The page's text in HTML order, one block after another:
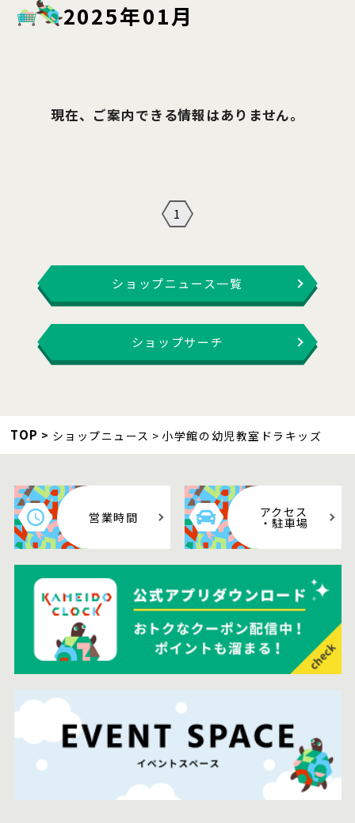
2025年01月
現在、ご案内できる情報はありません。
1
ショップニュース一覧
ショップサーチ
TOP ショップニュース 小学館の幼児教室ドラキッズ
営業時間 アクセス
・駐車場